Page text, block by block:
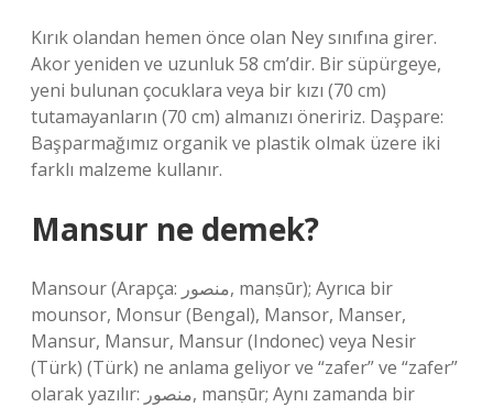
Kırık olandan hemen önce olan Ney sınıfına girer.
Akor yeniden ve uzunluk 58 cm’dir. Bir süpürgeye,
yeni bulunan çocuklara veya bir kızı (70 cm)
tutamayanların (70 cm) almanızı öneririz. Daşpare:
Başparmağımız organik ve plastik olmak üzere iki
farklı malzeme kullanır.
Mansur ne demek?
Mansour (Arapça: منصور, manṣūr); Ayrıca bir
mounsor, Monsur (Bengal), Mansor, Manser,
Mansur, Mansur, Mansur (Indonec) veya Nesir
(Türk) (Türk) ne anlama geliyor ve “zafer” ve “zafer”
olarak yazılır: منصور, manṣūr; Aynı zamanda bir